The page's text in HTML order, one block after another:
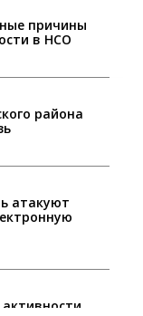
причины
в НСО
района
атакуют